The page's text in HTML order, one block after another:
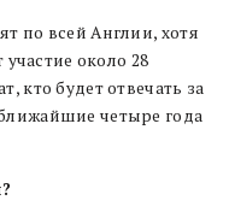
по всей Англии, хотя
около 28
кто будет отвечать за
четыре года